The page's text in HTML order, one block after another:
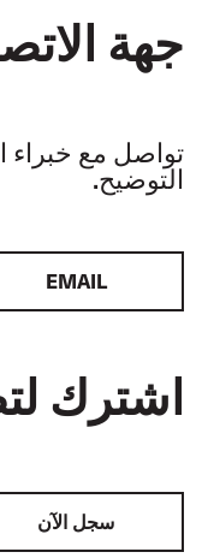
جهة
التوضيح.
EMAIL
اشترك
سجل الآن